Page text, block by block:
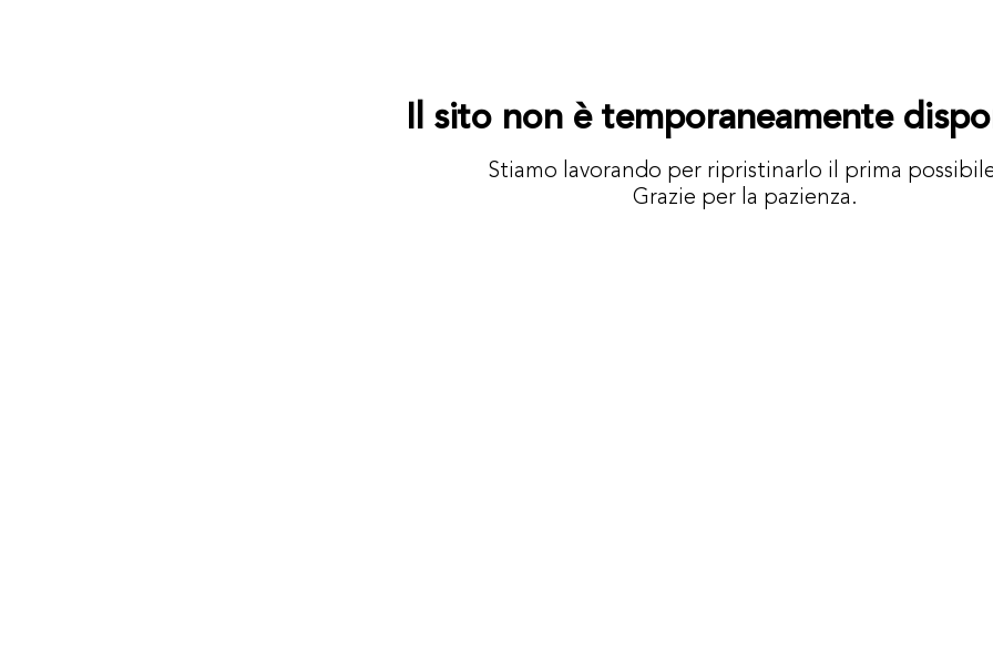
Il sito non è temporaneamente
Stiamo lavorando per ripristinarlo il prima
Grazie per la pazienza.